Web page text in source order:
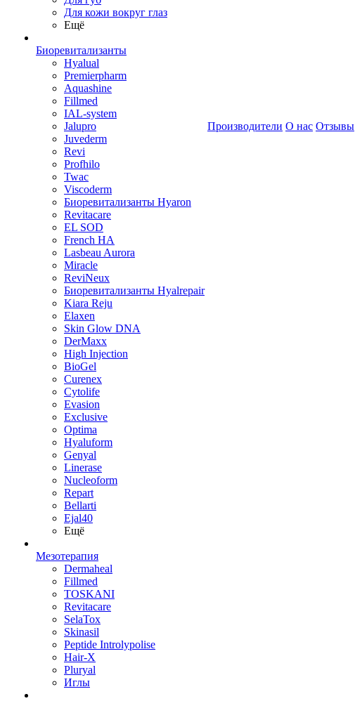
Для кожи вокруг глаз
Ещё
Биоревитализанты
Hyalual
Premierpharm
Aquashine
Fillmed
IAL-system
Jalupro
Juvederm
Revi
Profhilo
Twac
Viscoderm
Биоревитализанты Hyaron
Revitacare
EL SOD
French HA
Lasbeau Aurora
Miracle
ReviNeux
Биоревитализанты Hyalrepair
Kiara Reju
Elaxen
Skin Glow DNA
DerMaxx
High Injection
BioGel
Curenex
Cytolife
Evasion
Exclusive
Optima
Hyaluform
Genyal
Linerase
Nucleoform
Repart
Bellarti
Ejal40
Ещё
Мезотерапия
Dermaheal
Fillmed
TOSKANI
Revitacare
SelaTox
Skinasil
Peptide Introlypolise
Hair-X
Pluryal
Иглы
Производители О нас Отзывы